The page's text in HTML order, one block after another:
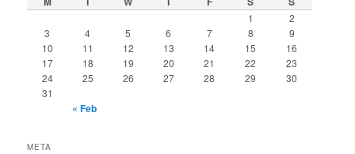
1
2
3
4 5 6 7 8
9
10
11 12 13 14 15
16
17
18 19 20 21 22
23
24
25 26 27 28 29
30
31
« Feb
META